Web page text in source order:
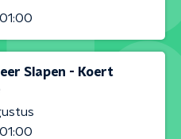
Slapen - Koert